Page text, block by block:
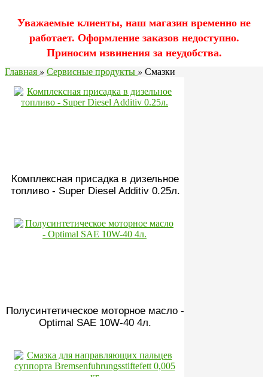
Уважаемые клиенты, наш магазин временно не
работает. Оформление заказов недоступно.
Приносим извинения за неудобства.
Главная » Сервисные продукты » Смазки
Комплексная присадка в дизельное
топливо - Super Diesel Additiv 0.25л.
Полусинтетическое моторное масло -
Optimal SAE 10W-40 4л.